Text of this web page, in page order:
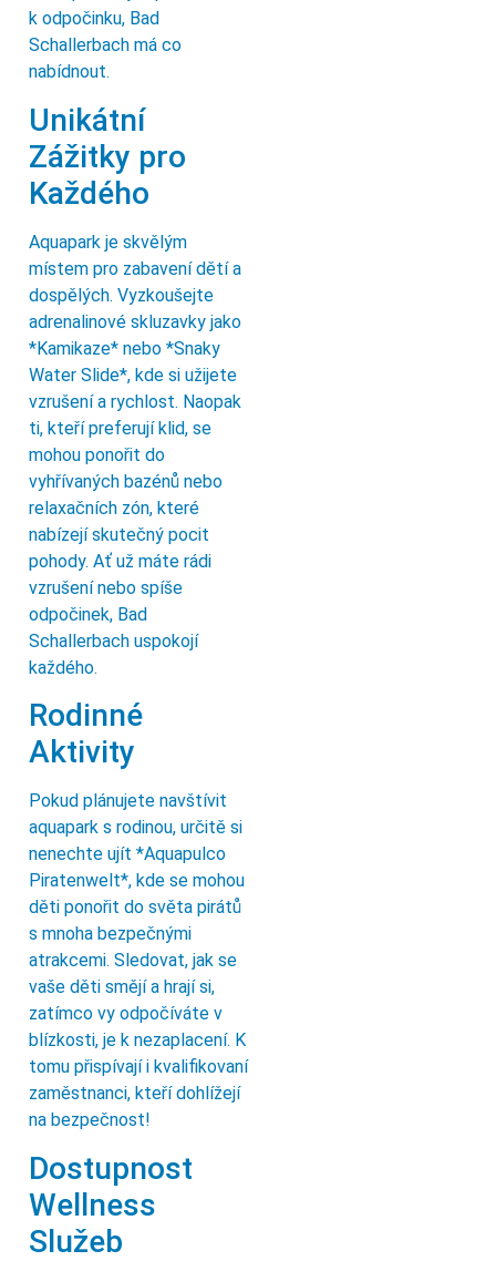
k odpočinku, Bad
Schallerbach má co
nabídnout.
Unikátní
Zážitky pro
Každého
Aquapark je skvělým
místem pro zabavení dětí a
dospělých. Vyzkoušejte
adrenalinové skluzavky jako
*Kamikaze* nebo *Snaky
Water Slide*, kde si užijete
vzrušení a rychlost. Naopak
ti, kteří preferují klid, se
mohou ponořit do
vyhřívaných bazénů nebo
relaxačních zón, které
nabízejí skutečný pocit
pohody. Ať už máte rádi
vzrušení nebo spíše
odpočinek, Bad
Schallerbach uspokojí
každého.
Rodinné
Aktivity
Pokud plánujete navštívit
aquapark s rodinou, určitě si
nenechte ujít *Aquapulco
Piratenwelt*, kde se mohou
děti ponořit do světa pirátů
s mnoha bezpečnými
atrakcemi. Sledovat, jak se
vaše děti smějí a hrají si,
zatímco vy odpočíváte v
blízkosti, je k nezaplacení. K
tomu přispívají i kvalifikovaní
zaměstnanci, kteří dohlížejí
na bezpečnost!
Dostupnost
Wellness
Služeb